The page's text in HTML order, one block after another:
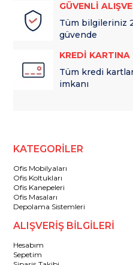
GÜVENLİ
Tüm bilgileriniz
güvende
KREDİ
Tüm kredi
imkanı
KATEGORİLER
Ofis Mobilyaları
Ofis Koltukları
Ofis Kanepeleri
Ofis Masaları
Depolama Sistemleri
ALIŞVERİŞ BİLGİLERİ
Hesabım
Sepetim